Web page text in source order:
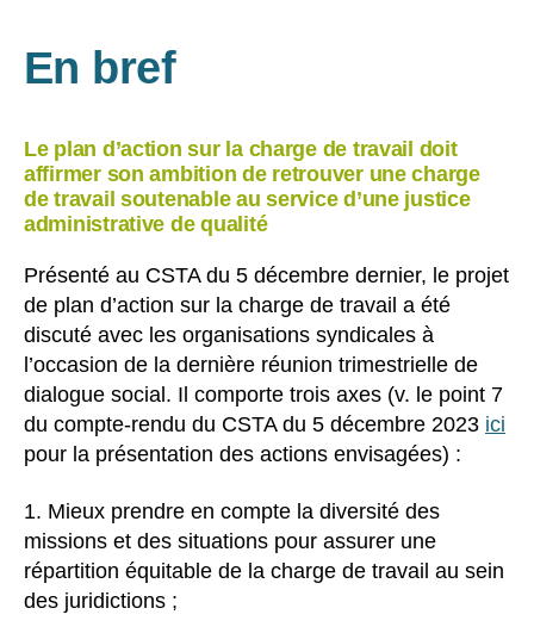
En bref
Le plan d’action sur la charge de travail doit
affirmer son ambition de retrouver une charge
de travail soutenable au service d’une justice
administrative de qualité
Présenté au CSTA du 5 décembre dernier, le projet
de plan d’action sur la charge de travail a été
discuté avec les organisations syndicales à
l’occasion de la dernière réunion trimestrielle de
dialogue social. Il comporte trois axes (v. le point 7
du compte-rendu du CSTA du 5 décembre 2023 ici
pour la présentation des actions envisagées) :
1. Mieux prendre en compte la diversité des
missions et des situations pour assurer une
répartition équitable de la charge de travail au sein
des juridictions ;